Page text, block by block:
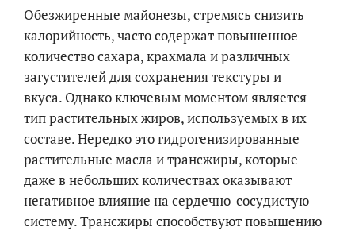
Обезжиренные майонезы, стремясь снизить
калорийность, часто содержат повышенное
количество сахара, крахмала и различных
загустителей для сохранения текстуры и
вкуса. Однако ключевым моментом является
тип растительных жиров, используемых в их
составе. Нередко это гидрогенизированные
растительные масла и трансжиры, которые
даже в небольших количествах оказывают
негативное влияние на сердечно-сосудистую
систему. Трансжиры способствуют повышению